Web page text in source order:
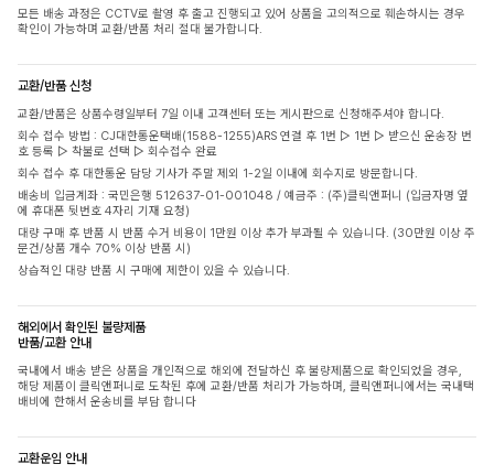
모든 배송 과정은 CCTV로 촬영 후 출고 진행되고 있어 상품을 고의적으로 훼손하시는 경우
확인이 가능하며 교환/반품 처리 절대 불가합니다.
교환/반품 신청
교환/반품은 상품수령일부터 7일 이내 고객센터 또는 게시판으로 신청해주셔야 합니다.
회수 접수 방법 : CJ대한통운택배(1588-1255)ARS 연결 후 1번 ▷ 1번 ▷ 받으신 운송장 번
호 등록 ▷ 착불로 선택 ▷ 회수접수 완료
회수 접수 후 대한통운 담당 기사가 주말 제외 1-2일 이내에 회수지로 방문합니다.
배송비 입금계좌 : 국민은행 512637-01-001048 / 예금주 : (주)클릭앤퍼니 (입금자명 옆
에 휴대폰 뒷번호 4자리 기재 요청)
대량 구매 후 반품 시 반품 수거 비용이 1만원 이상 추가 부과될 수 있습니다. (30만원 이상 주
문건/상품 개수 70% 이상 반품 시)
상습적인 대량 반품 시 구매에 제한이 있을 수 있습니다.
해외에서 확인된 불량제품
반품/교환 안내
국내에서 배송 받은 상품을 개인적으로 해외에 전달하신 후 불량제품으로 확인되었을 경우,
해당 제품이 클릭앤퍼니로 도착된 후에 교환/반품 처리가 가능하며, 클릭앤퍼니에서는 국내택
배비에 한해서 운송비를 부담 합니다
교환운임 안내